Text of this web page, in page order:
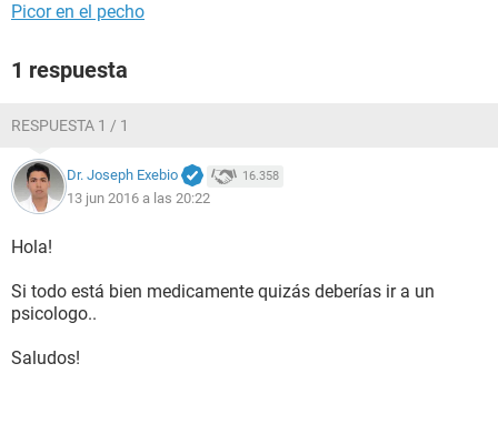
Picor en el pecho
1 respuesta
RESPUESTA 1 / 1
Dr. Joseph Exebio 16.358
13 jun 2016 a las 20:22
Hola!
Si todo está bien medicamente quizás deberías ir a un
psicologo..
Saludos!